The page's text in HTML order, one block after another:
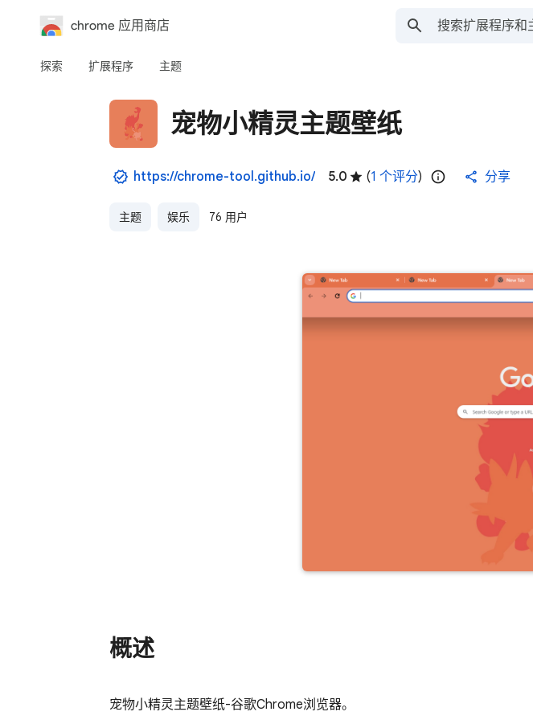
chrome 应用商店
探索 扩展程序 主题
宠物小精灵主题壁纸
https://chrome-tool.github.io/ 5.0 (1 个评分) 分享
主题 娱乐 76 用户
概述
宠物小精灵主题壁纸-谷歌Chrome浏览器。